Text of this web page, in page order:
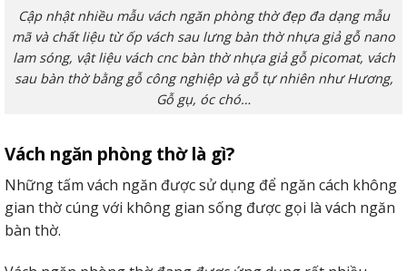
Cập nhật nhiều mẫu vách ngăn phòng thờ đẹp đa dạng mẫu
mã và chất liệu từ ốp vách sau lưng bàn thờ nhựa giả gỗ nano
lam sóng, vật liệu vách cnc bàn thờ nhựa giả gỗ picomat, vách
sau bàn thờ bằng gỗ công nghiệp và gỗ tự nhiên như Hương,
Gỗ gụ, óc chó…
Vách ngăn phòng thờ là gì?
Những tấm vách ngăn được sử dụng để ngăn cách không
gian thờ cúng với không gian sống được gọi là vách ngăn
bàn thờ.